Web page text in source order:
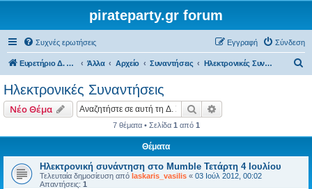
pirateparty.gr forum
Συχνές ερωτήσεις Σύνδεση
Εγγραφή
Ευρετήριο Δ. Συζήτησης Άλλα Αρχείο Συναντήσεις Ηλεκτρονικές Συναντήσεις
Ηλεκτρονικές Συναντήσεις
Νέο Θέμα Αναζήτηση
7 θέματα • Σελίδα 1 από 1
Θέματα
Ηλεκτρονική συνάντηση στο Mumble Τετάρτη 4 Ιουλίου
Τελευταία δημοσίευση από laskaris_vasilis « 03 Ιούλ 2012, 00:02
Απαντήσεις: 1